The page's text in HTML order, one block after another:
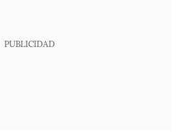
PUBLICIDAD